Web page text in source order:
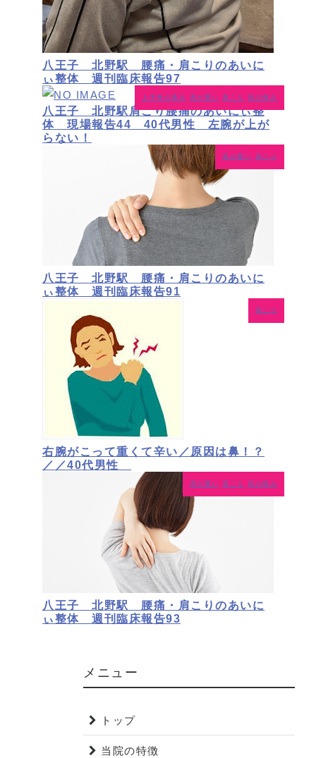
八王子 北野駅 腰痛・肩こりのあいに
ぃ整体 週刊臨床報告97
上半身の痛み 肩が重い 肩こり 肩の痛み
八王子 北野駅肩こり腰痛のあいにぃ整
体 現場報告44 40代男性 左腕が上が
らない！
肩が重い 肩こり
八王子 北野駅 腰痛・肩こりのあいに
ぃ整体 週刊臨床報告91
肩こり
右腕がこって重くて辛い／原因は鼻！？
／／40代男性
肩が重い 肩こり 肩の痛み
八王子 北野駅 腰痛・肩こりのあいに
ぃ整体 週刊臨床報告93
メニュー
トップ
当院の特徴